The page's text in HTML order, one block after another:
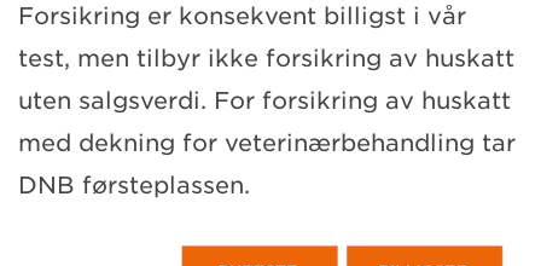
Forsikring er konsekvent billigst i vår
test, men tilbyr ikke forsikring av huskatt
uten salgsverdi. For forsikring av huskatt
med dekning for veterinærbehandling tar
DNB førsteplassen.